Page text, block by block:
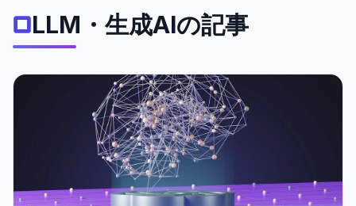
LLM・生成AIの記事